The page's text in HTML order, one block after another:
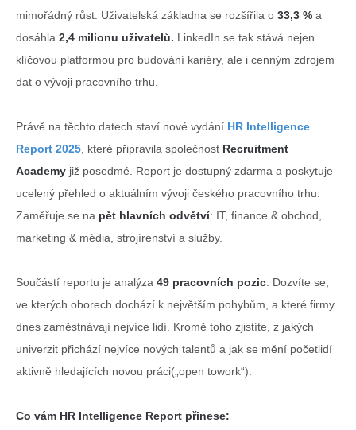
mimořádný růst. Uživatelská základna se rozšířila o 33,3 % a
dosáhla 2,4 milionu uživatelů. LinkedIn se tak stává nejen
klíčovou platformou pro budování kariéry, ale i cenným zdrojem
dat o vývoji pracovního trhu.
Právě na těchto datech staví nové vydání HR Intelligence
Report 2025 , které připravila společnost Recruitment
Academy již posedmé. Report je dostupný zdarma a poskytuje
ucelený přehled o aktuálním vývoji českého pracovního trhu.
Zaměřuje se na pět hlavních odvětví: IT, finance & obchod,
marketing & média, strojírenství a služby.
Součástí reportu je analýza 49 pracovních pozic . Dozvíte se,
ve kterých oborech dochází k největším pohybům, a které firmy
dnes zaměstnávají nejvíce lidí. Kromě toho zjistíte, z jakých
univerzit přichází nejvíce nových talentů a jak se mění početlidí
aktivně hledajících novou práci(„open towork“).
Co vám HR Intelligence Report přinese: